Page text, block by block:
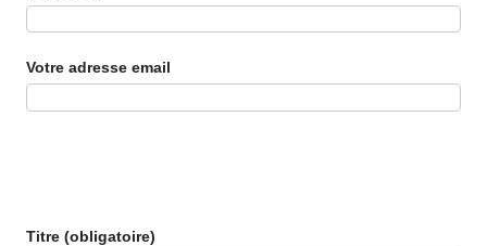
Votre adresse email
Titre (obligatoire)